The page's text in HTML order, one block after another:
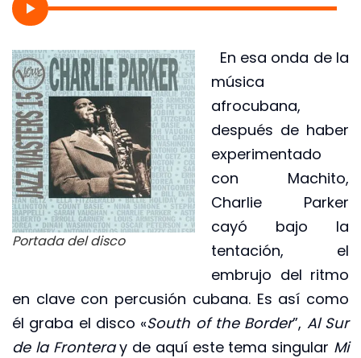
Portada del disco
En esa onda de la
música
afrocubana,
después de haber
experimentado
con Machito,
Charlie Parker
cayó bajo la
tentación, el
embrujo del ritmo
en clave con percusión cubana. Es así como
él graba el disco «South of the Border”, Al Sur
de la Fronteray de aquí este tema singular Mi